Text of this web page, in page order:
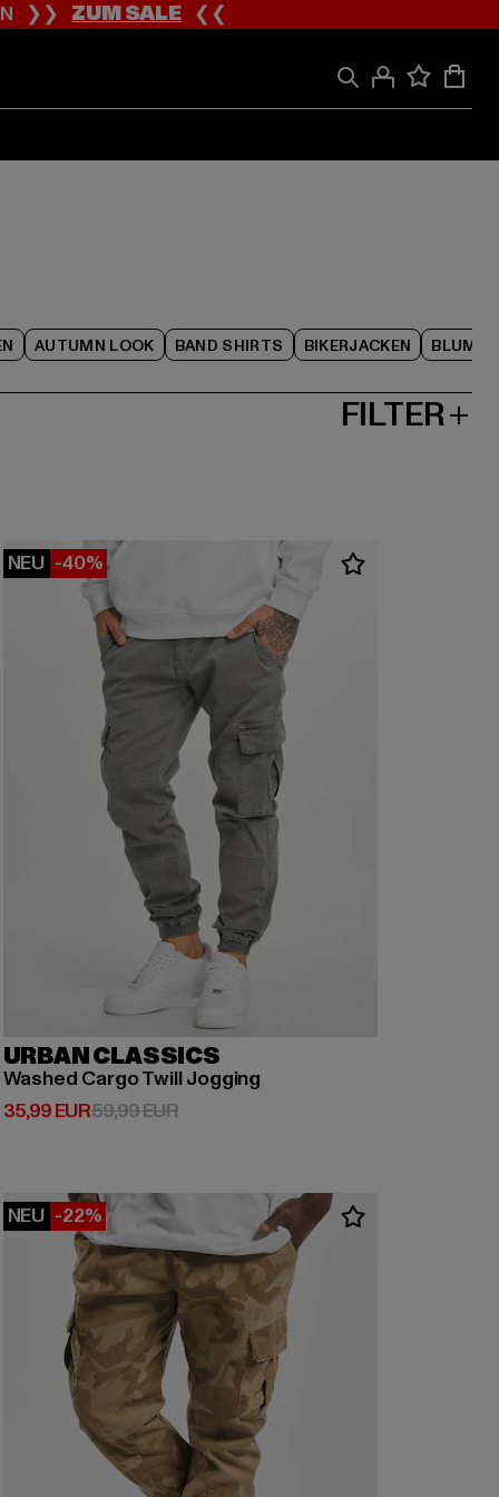
❯❯ZUM SALE❮❮
AUTUMN LOOK BAND SHIRTS BIKERJACKEN
FILTER
NEU -40%
URBAN CLASSICS
Washed Cargo Twill Jogging
35,99 EUR
Derzeitiger Preis: 35,99 EUR
59,99 EURAktionspreis: 59,99 EUR
NEU -22%